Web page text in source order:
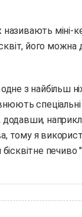
міні-
його
тому я
печиво